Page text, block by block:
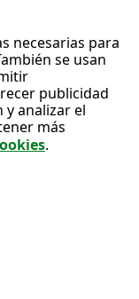
necesarias para
se usan
publicidad
y analizar el
más
.